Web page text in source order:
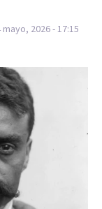
mayo, 2026 - 17:15